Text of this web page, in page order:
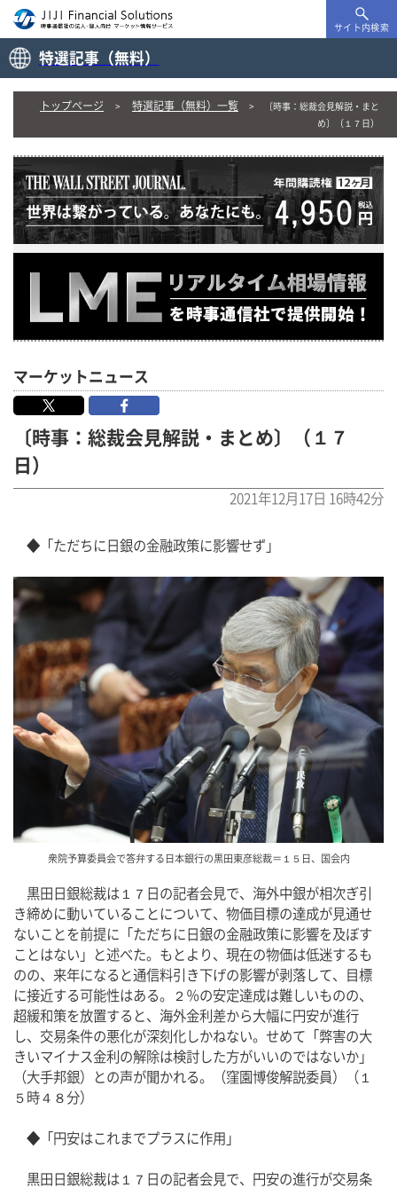
サイト内検索
特選記事（無料）
トップページ 特選記事（無料）一覧
〔時事：総裁会見解説・まと
め〕（１７日）
マーケットニュース
〔時事：総裁会見解説・まとめ〕（１７
日）
2021年12月17日 16時42分
◆「ただちに日銀の金融政策に影響せず」
衆院予算委員会で答弁する日本銀行の黒田東彦総裁＝１５日、国会内
黒田日銀総裁は１７日の記者会見で、海外中銀が相次ぎ引
き締めに動いていることについて、物価目標の達成が見通せ
ないことを前提に「ただちに日銀の金融政策に影響を及ぼす
ことはない」と述べた。もとより、現在の物価は低迷するも
のの、来年になると通信料引き下げの影響が剥落して、目標
に接近する可能性はある。２％の安定達成は難しいものの、
超緩和策を放置すると、海外金利差から大幅に円安が進行
し、交易条件の悪化が深刻化しかねない。せめて「弊害の大
きいマイナス金利の解除は検討した方がいいのではないか」
（大手邦銀）との声が聞かれる。（窪園博俊解説委員）（１
５時４８分）
◆「円安はこれまでプラスに作用」
黒田日銀総裁は１７日の記者会見で、円安の進行が交易条